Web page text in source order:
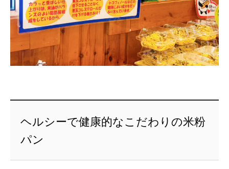
ヘルシーで健康的なこだわりの米粉
パン